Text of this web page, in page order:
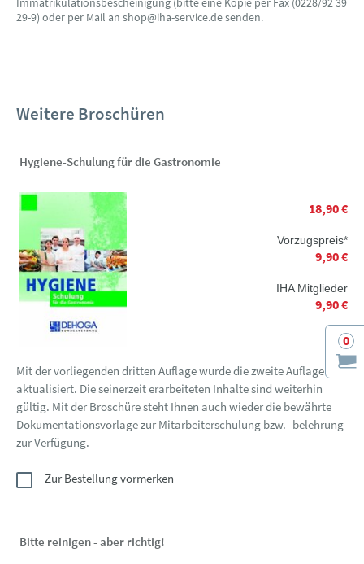
0
29-9) oder per Mail an shop@iha-service.de senden.
Weitere Broschüren
Hygiene-Schulung für die Gastronomie
18,90 €
Vorzugspreis*
9,90 €
IHA Mitglieder
9,90 €
Mit der vorliegenden dritten Auflage wurde die zweite Auflage
aktualisiert. Die seinerzeit erarbeiteten Inhalte sind weiterhin
gültig. Mit der Broschüre steht Ihnen auch wieder die bewährte
Dokumentationsvorlage zur Mitarbeiterschulung bzw. -belehrung
zur Verfügung.
Zur Bestellung vormerken
Bitte reinigen - aber richtig!